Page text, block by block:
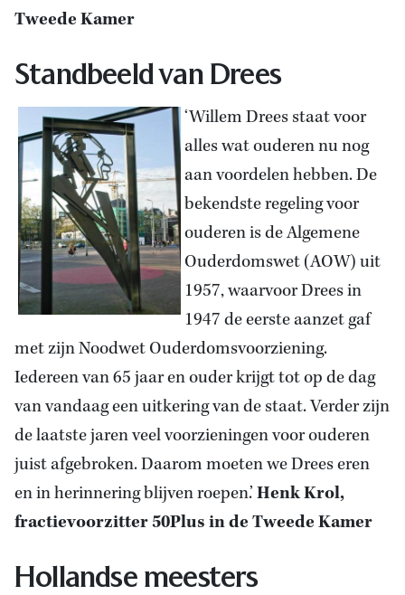
Tweede Kamer
Standbeeld van Drees
‘Willem Drees staat voor
alles wat ouderen nu nog
aan voordelen hebben. De
bekendste regeling voor
ouderen is de Algemene
Ouderdomswet (AOW) uit
1957, waarvoor Drees in
1947 de eerste aanzet gaf
met zijn Noodwet Ouderdomsvoorziening.
Iedereen van 65 jaar en ouder krijgt tot op de dag
van vandaag een uitkering van de staat. Verder zijn
de laatste jaren veel voorzieningen voor ouderen
juist afgebroken. Daarom moeten we Drees eren
en in herinnering blijven roepen.’Henk Krol,
fractievoorzitter 50Plus in de Tweede Kamer
Hollandse meesters